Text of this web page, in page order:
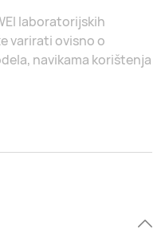
laboratorijskih
varirati ovisno o
navikama korištenja